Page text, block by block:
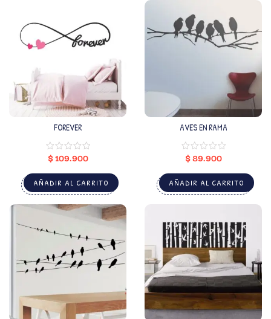
FOREVER
$109.900
AÑADIR AL CARRITO
AVES EN RAMA
$89.900
AÑADIR AL CARRITO